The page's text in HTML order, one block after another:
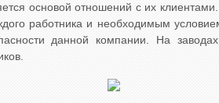
основой отношений с их
работника и необходимым
данной компании. На